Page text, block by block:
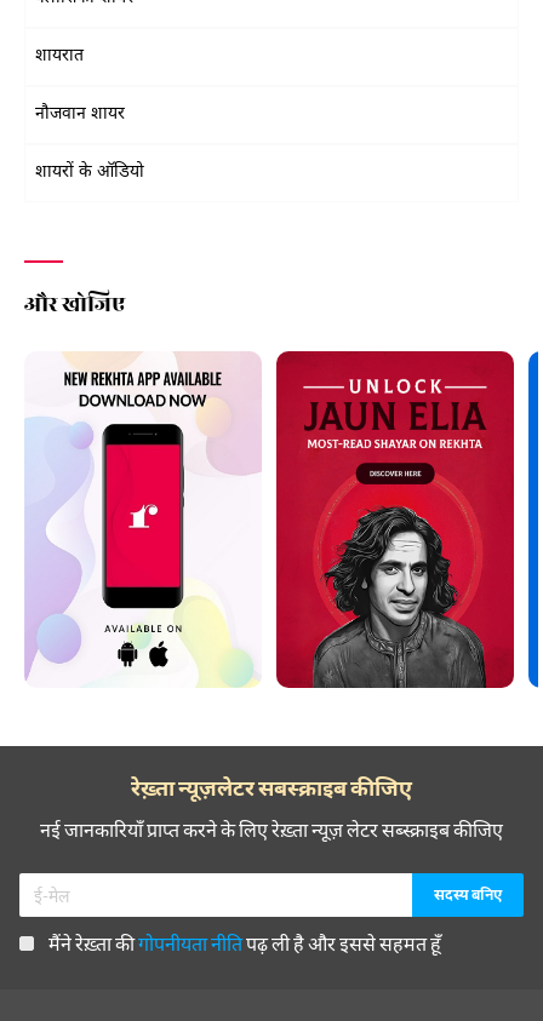
शायरात
नौजवान शायर
शायरों के ऑडियो
और खोजिए
रेख़्ता न्यूज़लेटर सबस्क्राइब कीजिए
नई जानकारियाँ प्राप्त करने के लिए रेख़्ता न्यूज़ लेटर सब्स्क्राइब कीजिए
मैंने रेख़्ता कीगोपनीयता नीतिपढ़ ली है और इससे सहमत हूँ